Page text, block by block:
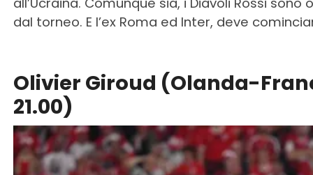
dal torneo. E l’ex Roma ed Inter, deve
Olivier Giroud (Olanda-
21.00)